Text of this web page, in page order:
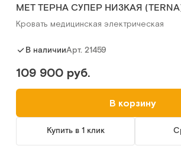
МЕТ ТЕРНА СУПЕР НИЗКАЯ
Кровать медицинская электрическая
В наличииАрт. 21459
109 900 руб.
В корзину
Купить в 1 клик